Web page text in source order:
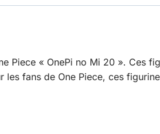
Piece « OnePi no Mi 20 ». Ces
fans de One Piece, ces